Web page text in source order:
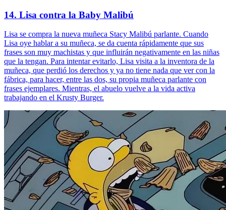
14. Lisa contra la Baby Malibú
Lisa se compra la nueva muñeca Stacy Malibú parlante. Cuando
Lisa oye hablar a su muñeca, se da cuenta rápidamente que sus
frases son muy machistas y que influirán negativamente en las niñas
que la tengan. Para intentar evitarlo, Lisa visita a la inventora de la
muñeca, que perdió los derechos y ya no tiene nada que ver con la
fábrica, para hacer, entre las dos, su propia muñeca parlante con
frases ejemplares. Mientras, el abuelo vuelve a la vida activa
trabajando en el Krusty Burger.